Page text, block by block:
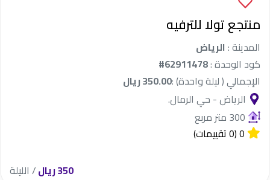
منتجع تولا للترفيه
المدينة : الرياض
كود الوحدة :#62911478
الإجمالي ( ليلة واحدة) :350.00 ريال
الرياض - حي الرمال.
300 متر مربع
0(0 تقييمات)
350 ريال / الليلة